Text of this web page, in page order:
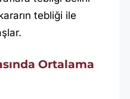
tebliği ile
Ortalama